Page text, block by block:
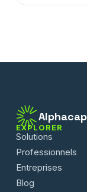
EXPLORER
Solutions
Professionnels
Entreprises
Blog